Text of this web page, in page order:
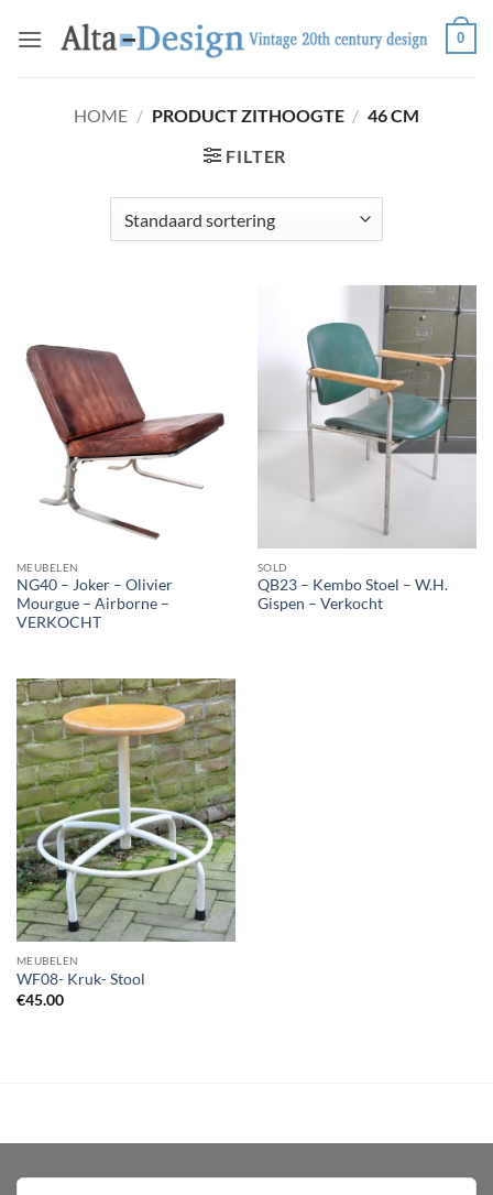
naar
0
HOME / PRODUCT ZITHOOGTE / 46 CM
FILTER
MEUBELEN
NG40 – Joker – Olivier
Mourgue – Airborne –
VERKOCHT
SOLD
QB23 – Kembo Stoel – W.H.
Gispen – Verkocht
MEUBELEN
WF08- Kruk- Stool
€45.00